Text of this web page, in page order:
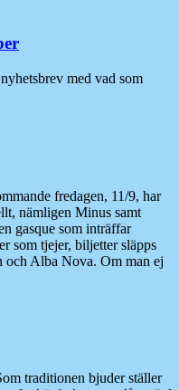
med vad som
fredagen, 11/9, har
nämligen Minus samt
gasque som inträffar
som tjejer, biljetter släpps
Alba Nova. Om man ej
traditionen bjuder ställer